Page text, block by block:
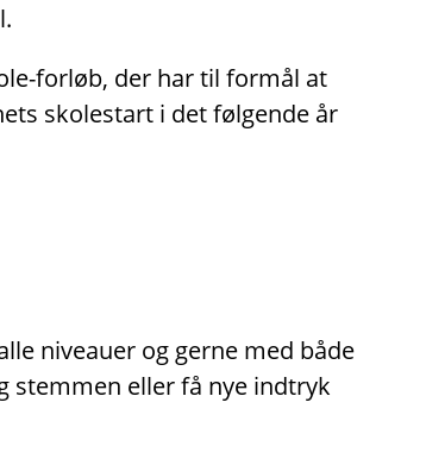
forløb, der har til formål at
skolestart i det følgende år
niveauer og gerne med både
stemmen eller få nye indtryk